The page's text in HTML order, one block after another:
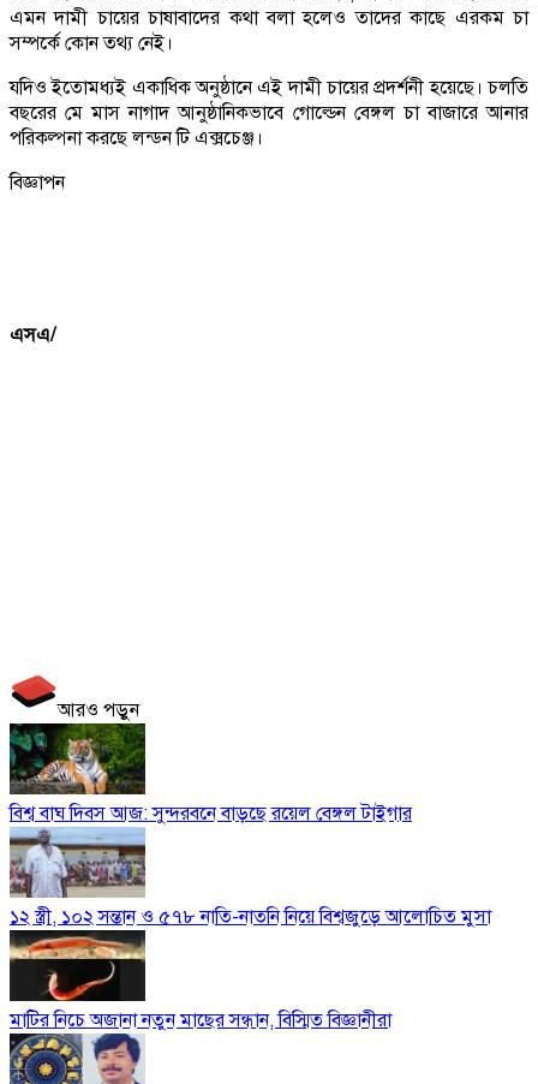
এমন দামী চায়ের চাষাবাদের কথা বলা হলেও তাদের কাছে এরকম চা
সম্পর্কে কোন তথ্য নেই।
যদিও ইতোমধ্যই একাধিক অনুষ্ঠানে এই দামী চায়ের প্রদর্শনী হয়েছে। চলতি
বছরের মে মাস নাগাদ আনুষ্ঠানিকভাবে গোল্ডেন বেঙ্গল চা বাজারে আনার
পরিকল্পনা করছে লন্ডন টি এক্সচেঞ্জ।
বিজ্ঞাপন
এসএ/
আরও পড়ুন
বিশ্ব বাঘ দিবস আজ: সুন্দরবনে বাড়ছে রয়েল বেঙ্গল টাইগার
১২ স্ত্রী, ১০২ সন্তান ও ৫৭৮ নাতি-নাতনি নিয়ে বিশ্বজুড়ে আলোচিত মুসা
মাটির নিচে অজানা নতুন মাছের সন্ধান, বিস্মিত বিজ্ঞানীরা